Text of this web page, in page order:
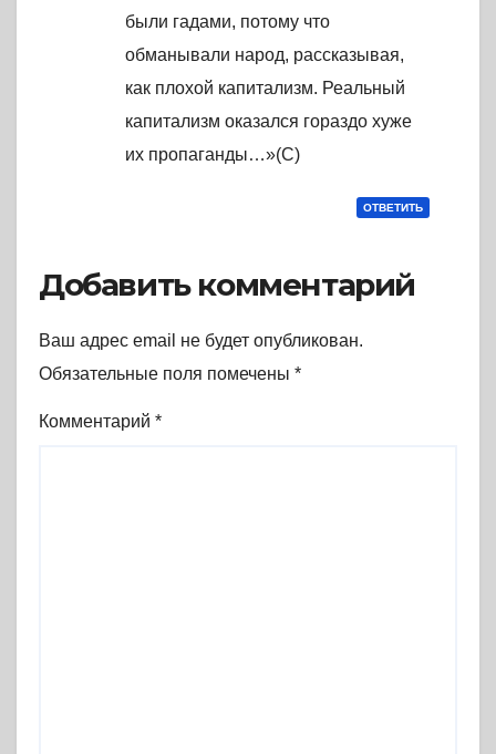
были гадами, потому что
обманывали народ, рассказывая,
как плохой капитализм. Реальный
капитализм оказался гораздо хуже
их пропаганды…»(С)
ОТВЕТИТЬ
Добавить комментарий
Ваш адрес email не будет опубликован.
Обязательные поля помечены *
Комментарий *